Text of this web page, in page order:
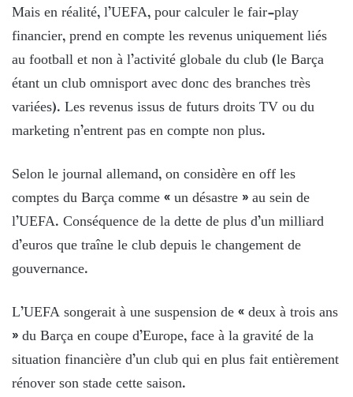
Mais en réalité, l’UEFA, pour calculer le fair-play
financier, prend en compte les revenus uniquement liés
au football et non à l’activité globale du club (le Barça
étant un club omnisport avec donc des branches très
variées). Les revenus issus de futurs droits TV ou du
marketing n’entrent pas en compte non plus.
Selon le journal allemand, on considère en off les
comptes du Barça comme « un désastre » au sein de
l’UEFA. Conséquence de la dette de plus d’un milliard
d’euros que traîne le club depuis le changement de
gouvernance.
L’UEFA songerait à une suspension de « deux à trois ans
» du Barça en coupe d’Europe, face à la gravité de la
situation financière d’un club qui en plus fait entièrement
rénover son stade cette saison.